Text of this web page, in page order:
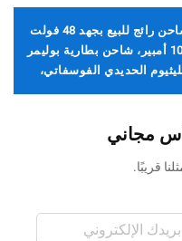
شاحن رائج للبيع بجهد 48 فولت
و10 أمبير، شاحن بطارية بوليمر
الحديدي الفوسفاتي،
58.4 فولت مجاني
قريبًا.